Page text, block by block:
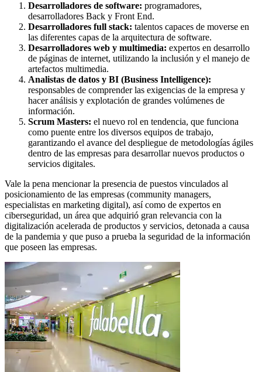
Desarrolladores de software: programadores,
desarrolladores Back y Front End.
Desarrolladores full stack: talentos capaces de moverse en
las diferentes capas de la arquitectura de software.
Desarrolladores web y multimedia: expertos en desarrollo
de páginas de internet, utilizando la inclusión y el manejo de
artefactos multimedia.
Analistas de datos y BI (Business Intelligence):
responsables de comprender las exigencias de la empresa y
hacer análisis y explotación de grandes volúmenes de
información.
Scrum Masters: el nuevo rol en tendencia, que funciona
como puente entre los diversos equipos de trabajo,
garantizando el avance del despliegue de metodologías ágiles
dentro de las empresas para desarrollar nuevos productos o
servicios digitales.
Vale la pena mencionar la presencia de puestos vinculados al
posicionamiento de las empresas (community managers,
especialistas en marketing digital), así como de expertos en
ciberseguridad, un área que adquirió gran relevancia con la
digitalización acelerada de productos y servicios, detonada a causa
de la pandemia y que puso a prueba la seguridad de la información
que poseen las empresas.